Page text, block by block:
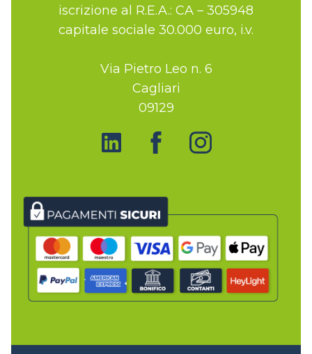
iscrizione al R.E.A.: CA – 305948
capitale sociale 30.000 euro, i.v.
Via Pietro Leo n. 6
Cagliari
09129